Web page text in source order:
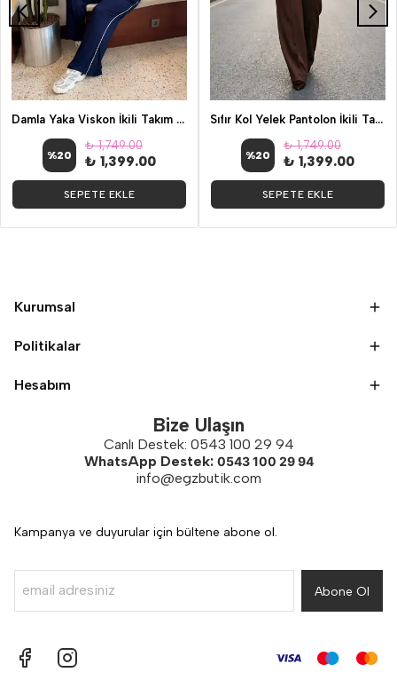
Damla Yaka Viskon İkili Takım Lacivert
%20
₺ 1,749.00
₺ 1,399.00
SEPETE EKLE
Sıfır Kol Yelek Pantolon İkili Takım
%20
₺ 1,749.00
₺ 1,399.00
SEPETE EKLE
Kurumsal
Politikalar
Hesabım
Bize Ulaşın
Canlı Destek: 0543 100 29 94
WhatsApp Destek: 0543 100 29 94
info@egzbutik.com
Kampanya ve duyurular için bültene abone ol.
Abone Ol